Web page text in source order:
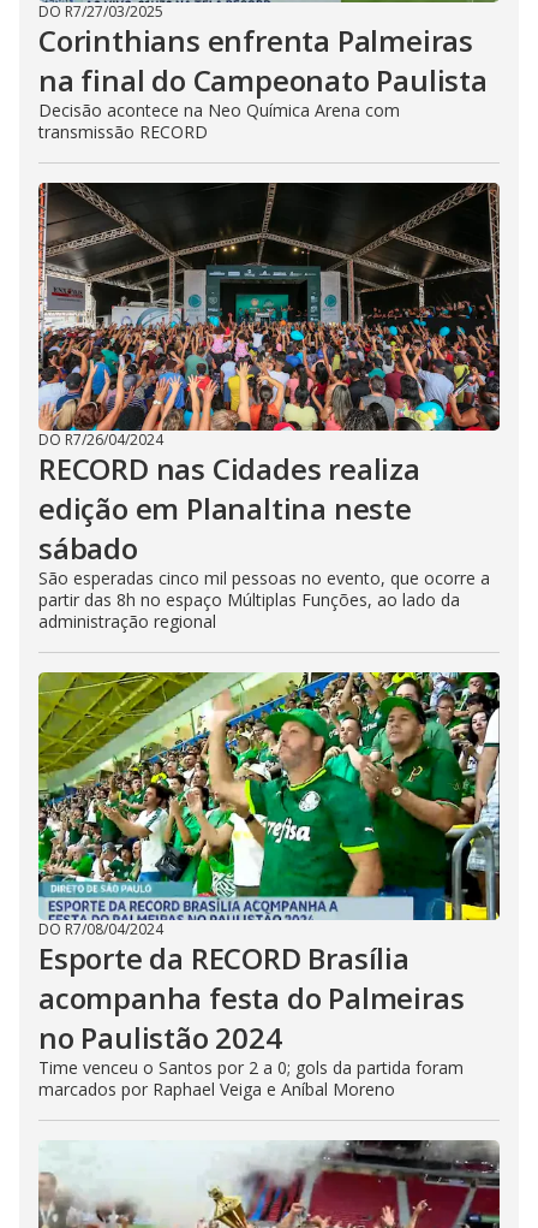
DO R7/27/03/2025
Corinthians enfrenta Palmeiras
na final do Campeonato Paulista
Decisão acontece na Neo Química Arena com
transmissão RECORD
DO R7/26/04/2024
RECORD nas Cidades realiza
edição em Planaltina neste
sábado
São esperadas cinco mil pessoas no evento, que ocorre a
partir das 8h no espaço Múltiplas Funções, ao lado da
administração regional
DO R7/08/04/2024
Esporte da RECORD Brasília
acompanha festa do Palmeiras
no Paulistão 2024
Time venceu o Santos por 2 a 0; gols da partida foram
marcados por Raphael Veiga e Aníbal Moreno